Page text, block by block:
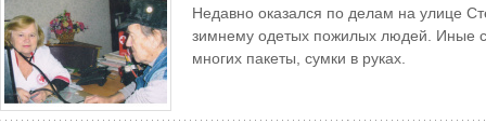
Недавно оказался по делам на улице
зимнему одетых пожилых людей. Иные
многих пакеты, сумки в руках.